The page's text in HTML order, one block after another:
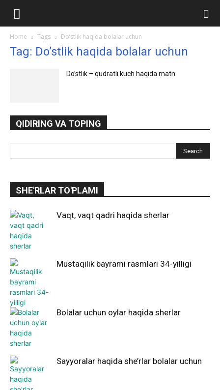
Home Tags Do’stlik haqida bolalar uchun
Tag: Do’stlik haqida bolalar uchun
Do’stlik – qudratli kuch haqida matn
QIDIRING VA TOPING
SHE'RLAR TO'PLAMI
Vaqt, vaqt qadri haqida sherlar
Mustaqilik bayrami rasmlari 34-yilligi
Bolalar uchun oylar haqida sherlar
Sayyoralar haqida she’rlar bolalar uchun